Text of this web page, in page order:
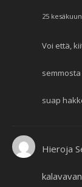
25
Voi että,
suap
Hieroja